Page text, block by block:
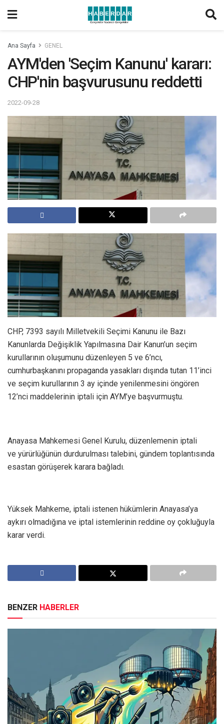
Ana Sayfa GENEL
AYM'den 'Seçim Kanunu' kararı:
CHP'nin başvurusunu reddetti
2022-09-28
CHP, 7393 sayılı Milletvekili Seçimi Kanunu ile Bazı
Kanunlarda Değişiklik Yapılmasına Dair Kanun’un seçim
kurullarının oluşumunu düzenleyen 5 ve 6’ncı,
cumhurbaşkanını propaganda yasakları dışında tutan 11’inci
ve seçim kurullarının 3 ay içinde yenilenmesini öngören
12’nci maddelerinin iptali için AYM’ye başvurmuştu.
Anayasa Mahkemesi Genel Kurulu, düzenlemenin iptali
ve yürürlüğünün durdurulması talebini, gündem toplantısında
esastan görüşerek karara bağladı.
Yüksek Mahkeme, iptali istenen hükümlerin Anayasa’ya
aykırı olmadığına ve iptal istemlerinin reddine oy çokluğuyla
karar verdi.
BENZER HABERLER